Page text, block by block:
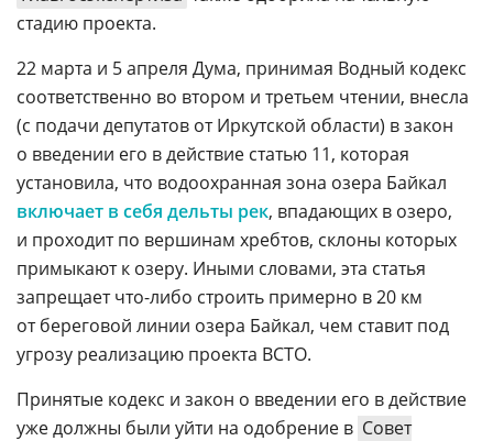
стадию проекта.
22 марта и 5 апреля Дума, принимая Водный кодекс
соответственно во втором и третьем чтении, внесла
(с подачи депутатов от Иркутской области) в закон
о введении его в действие статью 11, которая
установила, что водоохранная зона озера Байкал
включает в себя дельты рек, впадающих в озеро,
и проходит по вершинам хребтов, склоны которых
примыкают к озеру. Иными словами, эта статья
запрещаетчто-либо строить примерно в 20 км
от береговой линии озера Байкал, чем ставит под
угрозу реализацию проекта ВСТО.
Принятые кодекс и закон о введении его в действие
уже должны были уйти на одобрение в Совет